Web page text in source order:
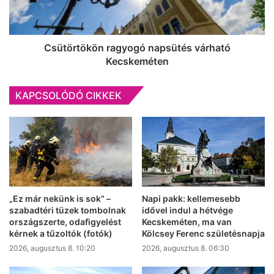
Csütörtökön ragyogó napsütés várható
Kecskeméten
KAPCSOLÓDÓ CIKKEK
„Ez már nekünk is sok” –
szabadtéri tüzek tombolnak
országszerte, odafigyelést
kérnek a tűzoltók (fotók)
2026, augusztus 8. 10:20
Napi pakk: kellemesebb
idővel indul a hétvége
Kecskeméten, ma van
Kölcsey Ferenc születésnapja
2026, augusztus 8. 06:30